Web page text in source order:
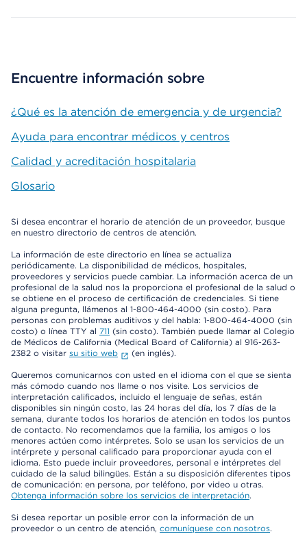
Encuentre información sobre
¿Qué es la atención de emergencia y de urgencia?
Ayuda para encontrar médicos y centros
Calidad y acreditación hospitalaria
Glosario
Si desea encontrar el horario de atención de un proveedor, busque
en nuestro directorio de centros de atención.
La información de este directorio en línea se actualiza
periódicamente. La disponibilidad de médicos, hospitales,
proveedores y servicios puede cambiar. La información acerca de un
profesional de la salud nos la proporciona el profesional de la salud o
se obtiene en el proceso de certificación de credenciales. Si tiene
alguna pregunta, llámenos al 1-800-464-4000 (sin costo). Para
personas con problemas auditivos y del habla: 1-800-464-4000 (sin
costo) o línea TTY al 711 (sin costo). También puede llamar al Colegio
de Médicos de California (Medical Board of California) al 916-263-
2382 o visitar su sitio web (en inglés).
Queremos comunicarnos con usted en el idioma con el que se sienta
más cómodo cuando nos llame o nos visite. Los servicios de
interpretación calificados, incluido el lenguaje de señas, están
disponibles sin ningún costo, las 24 horas del día, los 7 días de la
semana, durante todos los horarios de atención en todos los puntos
de contacto. No recomendamos que la familia, los amigos o los
menores actúen como intérpretes. Solo se usan los servicios de un
intérprete y personal calificado para proporcionar ayuda con el
idioma. Esto puede incluir proveedores, personal e intérpretes del
cuidado de la salud bilingües. Están a su disposición diferentes tipos
de comunicación: en persona, por teléfono, por video u otras.
Obtenga información sobre los servicios de interpretación.
Si desea reportar un posible error con la información de un
proveedor o un centro de atención, comuníquese con nosotros.